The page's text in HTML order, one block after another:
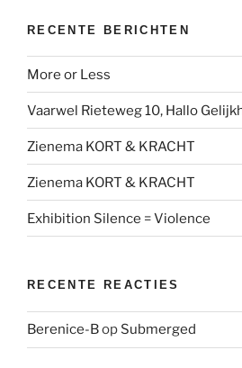
RECENTE BERICHTEN
More or Less
Vaarwel Rieteweg 10, Hallo
Zienema KORT & KRACHT
Zienema KORT & KRACHT
Exhibition Silence = Violence
RECENTE REACTIES
Berenice-Bop Submerged